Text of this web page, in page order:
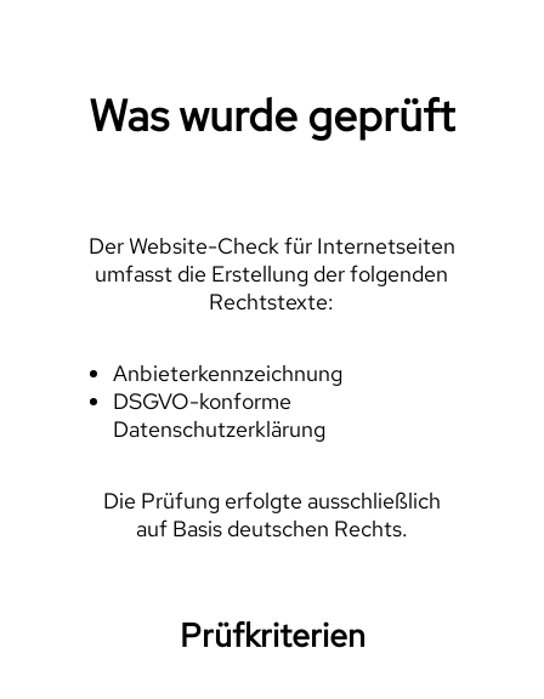
Was wurde geprüft
Der Website-Check für Internetseiten
umfasst die Erstellung der folgenden
Rechtstexte:
Anbieterkennzeichnung
DSGVO-konforme
Datenschutzerklärung
Die Prüfung erfolgte ausschließlich
auf Basis deutschen Rechts.
Prüfkriterien